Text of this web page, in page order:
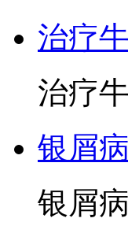
治疗
治疗
银屑
银屑